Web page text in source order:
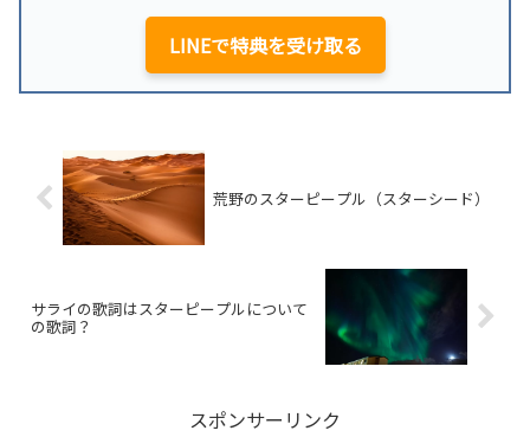
LINEで特典を受け取る
荒野のスターピープル（スターシード）
サライの歌詞はスターピープルについて
の歌詞？
スポンサーリンク